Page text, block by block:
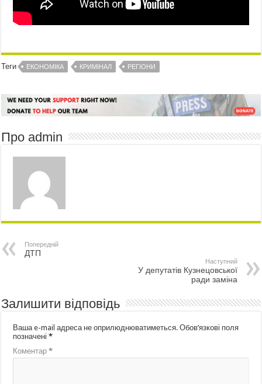
Теги ЕКОНОМІКА КРИМІНАЛ РЕГІОНИ
Про admin
Попередній
ДТП
Наступний
У депутатів Кузнецовської
ради заміна
Залишити відповідь
Ваша e-mail адреса не оприлюднюватиметься. Обов’язкові поля
позначені*
Коментар*